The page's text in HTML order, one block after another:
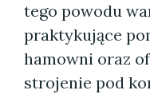
tego powodu
praktykujące
hamowni oraz
strojenie pod